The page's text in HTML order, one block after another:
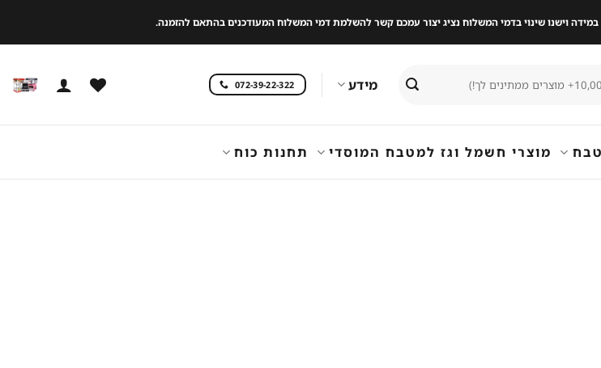
וישנו שינוי בדמי המשלוח נציג יצור עמכם קשר להשלמת דמי המשלוח המעודכנים בהתאם להזמנה.
מידע 072-39-22-322
מוצרי חשמל וגז למטבח המוסדי תחנות כוח